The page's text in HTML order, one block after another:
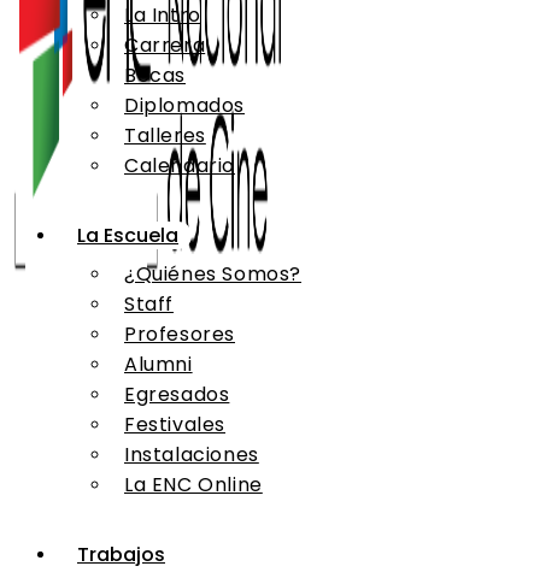
La Intro
Carrera
Becas
Diplomados
Talleres
Calendario
La Escuela
¿Quiénes Somos?
Staff
Profesores
Alumni
Egresados
Festivales
Instalaciones
La ENC Online
Trabajos